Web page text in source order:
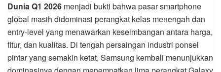
Dunia Q1 2026 menjadi bukti bahwa pasar smartphone
global masih didominasi perangkat kelas menengah dan
entry-level yang menawarkan keseimbangan antara harga,
fitur, dan kualitas. Di tengah persaingan industri ponsel
pintar yang semakin ketat, Samsung kembali menunjukkan